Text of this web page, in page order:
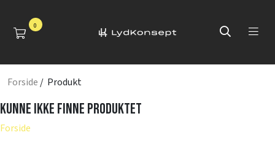
0
Forside / Produkt
Kunne ikke finne produktet
Forside